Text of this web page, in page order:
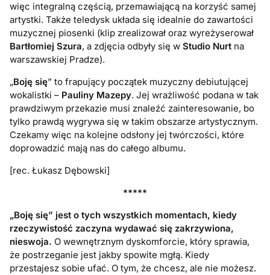
więc integralną częścią, przemawiającą na korzyść samej
artystki. Także teledysk układa się idealnie do zawartości
muzycznej piosenki (klip zrealizował oraz wyreżyserował
Bartłomiej Szura, a zdjęcia odbyły się wStudio Nurt na
warszawskiej Pradze).
„Boję się” to frapujący początek muzyczny debiutującej
wokalistki – Pauliny Mazepy. Jej wrażliwość podana w tak
prawdziwym przekazie musi znaleźć zainteresowanie, bo
tylko prawdą wygrywa się w takim obszarze artystycznym.
Czekamy więc na kolejne odsłony jej twórczości, które
doprowadzić mają nas do całego albumu.
[rec. Łukasz Dębowski]
*****
„Boję się” jest o tych wszystkich momentach, kiedy
rzeczywistość zaczyna wydawać się zakrzywiona,
nieswoja. O wewnętrznym dyskomforcie, który sprawia,
że postrzeganie jest jakby spowite mgłą. Kiedy
przestajesz sobie ufać. O tym, że chcesz, ale nie możesz.